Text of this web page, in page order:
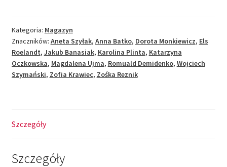
Krytyka
artystyczna
i
po
krytyce
Kategoria: Magazyn
Znaczników: Aneta Szyłak, Anna Batko, Dorota Monkiewicz, Els
Roelandt, Jakub Banasiak, Karolina Plinta, Katarzyna
Oczkowska, Magdalena Ujma, Romuald Demidenko, Wojciech
Szymański, Zofia Krawiec, Zośka Reznik
Szczegóły
Szczegóły